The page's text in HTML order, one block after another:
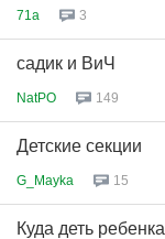
71a 3
садик и ВиЧ
NatPO 149
Детские секции
G_Mayka 15
Куда деть